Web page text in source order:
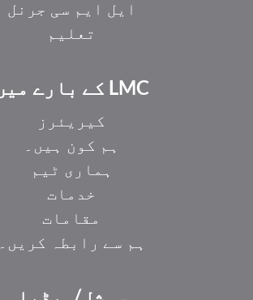
ایل ایم سی جرنل
تعلیم
LMC کے بارے میں
کیریئرز
ہم کون ہیں۔
ہماری ٹیم
خدمات
مقامات
ہم سے رابطہ کریں۔